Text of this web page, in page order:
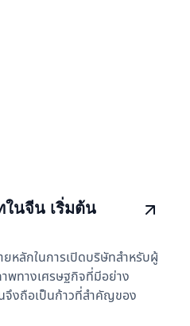
ในจีน เริ่มต้น
ยหลักในการเปิดบริษัทสำหรับผู้
พทางเศรษฐกิจที่มีอย่าง
จึงถือเป็นก้าวที่สำคัญของ